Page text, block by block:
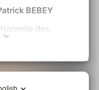
BEBEY
des
l'Ecole de la
Irandatz